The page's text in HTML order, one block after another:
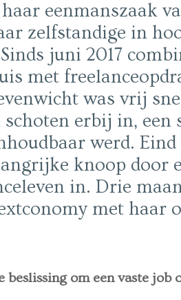
eenmanszaak
zelfstandige in
juni 2017
met
was vrij
erbij in, een
werd. Eind
knoop door
in. Drie
met haar
om een vaste job